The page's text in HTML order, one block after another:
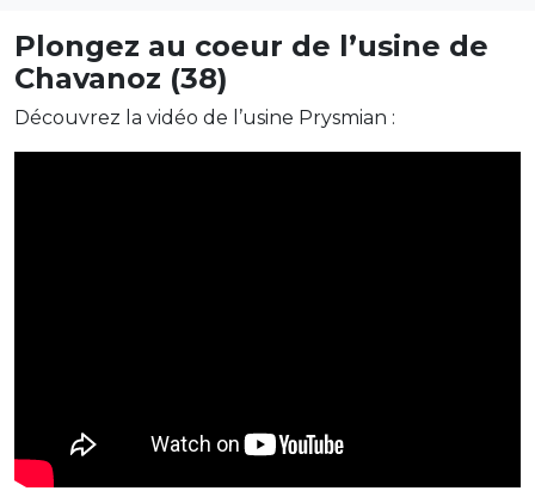
Plongez au coeur de l’usine de
Chavanoz (38)
Découvrez la vidéo de l’usine Prysmian :